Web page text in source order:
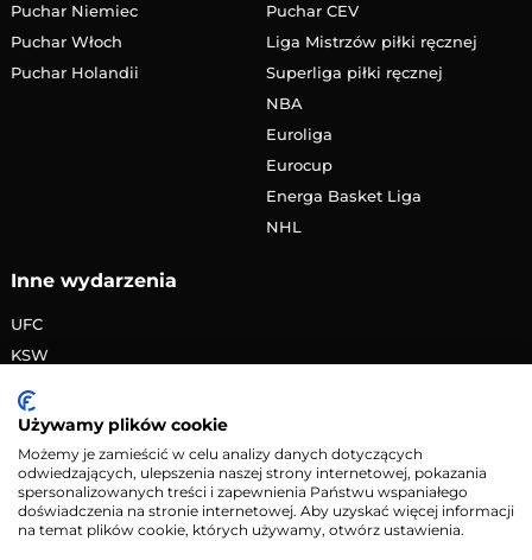
Puchar Niemiec
Puchar Włoch
Puchar Holandii
Puchar CEV
Liga Mistrzów piłki ręcznej
Superliga piłki ręcznej
NBA
Euroliga
Eurocup
Energa Basket Liga
NHL
Inne wydarzenia
UFC
KSW
PRIME MMA
Żużlowa Ekstraliga
Speedway Grand Prix
Skoki narciarskie
Używamy plików cookie
Możemy je zamieścić w celu analizy danych dotyczących
odwiedzających, ulepszenia naszej strony internetowej, pokazania
spersonalizowanych treści i zapewnienia Państwu wspaniałego
doświadczenia na stronie internetowej. Aby uzyskać więcej informacji
na temat plików cookie, których używamy, otwórz ustawienia.